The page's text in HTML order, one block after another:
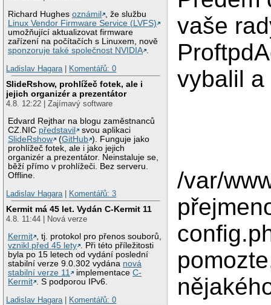
Richard Hughesoznámil
, že službu
Linux Vendor Firmware Service (LVFS)
umožňující aktualizovat firmware
zařízení na počítačích s Linuxem, nově
sponzoruje také společnost NVIDIA .
Ladislav Hagara | Komentářů: 0
SlideRshow, prohlížeč fotek, ale i
jejich organizér a prezentátor
4.8. 12:22 | Zajímavý software
Edvard Rejthar na blogu zaměstnanců
CZ.NIC představil
svou aplikaci
SlideRshow
(GitHub ). Funguje jako
prohlížeč fotek, ale i jako jejich
organizér a prezentátor. Neinstaluje se,
běží přímo v prohlížeči. Bez serveru.
Offline.
Ladislav Hagara | Komentářů: 3
Kermit má 45 let. Vydán C-Kermit 11
4.8. 11:44 | Nová verze
Kermit , tj. protokol pro přenos souborů,
vznikl před 45 lety . Při této příležitosti
byla po 15 letech od vydání poslední
stabilní verze 9.0.302 vydána nová
stabilní verze 11
implementaceC-
Kermit . S podporou IPv6.
Ladislav Hagara | Komentářů: 0
vaše
vybalil
/var/